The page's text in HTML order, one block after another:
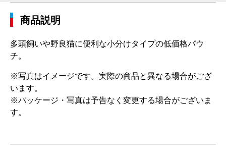
商品説明
多頭飼いや野良猫に便利な小分けタイプの低価格パウ
チ。
※写真はイメージです。実際の商品と異なる場合がござ
います。
※パッケージ・写真は予告なく変更する場合がございま
す。